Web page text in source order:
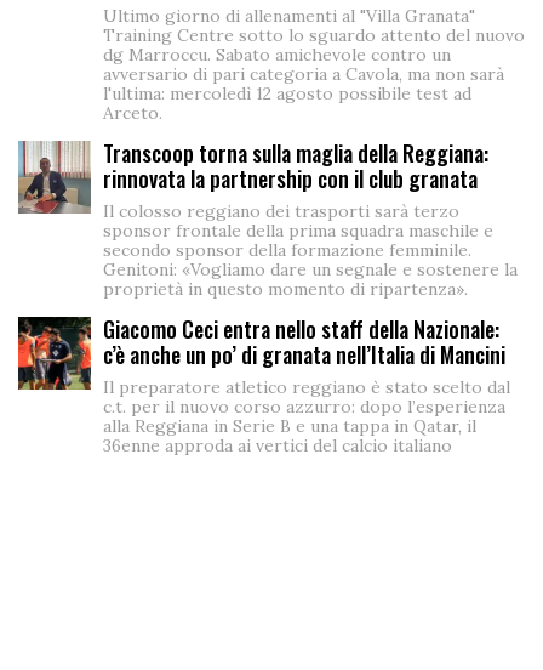
Ultimo giorno di allenamenti al "Villa Granata"
Training Centre sotto lo sguardo attento del nuovo
dg Marroccu. Sabato amichevole contro un
avversario di pari categoria a Cavola, ma non sarà
l'ultima: mercoledì 12 agosto possibile test ad
Arceto.
Transcoop torna sulla maglia della Reggiana:
rinnovata la partnership con il club granata
Il colosso reggiano dei trasporti sarà terzo
sponsor frontale della prima squadra maschile e
secondo sponsor della formazione femminile.
Genitoni: «Vogliamo dare un segnale e sostenere la
proprietà in questo momento di ripartenza».
Giacomo Ceci entra nello staff della Nazionale:
c’è anche un po’ di granata nell’Italia di Mancini
Il preparatore atletico reggiano è stato scelto dal
c.t. per il nuovo corso azzurro: dopo l’esperienza
alla Reggiana in Serie B e una tappa in Qatar, il
36enne approda ai vertici del calcio italiano